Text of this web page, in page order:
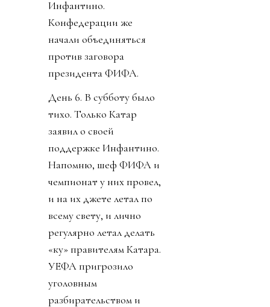
Инфантино.
Конфедерации же
начали объединяться
против заговора
президента ФИФА.
День 6. В субботу было
тихо. Только Катар
заявил о своей
поддержке Инфантино.
Напомню, шеф ФИФА и
чемпионат у них провел,
и на их джете летал по
всему свету, и лично
регулярно летал делать
«ку» правителям Катара.
УЕФА пригрозило
уголовным
разбирательством и